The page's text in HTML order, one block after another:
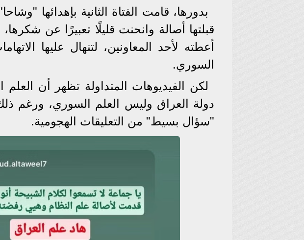
بدورها، قامت الفتاة الثانية بإهدائها
قبلتها أصالة وانحنت قليلًا تعبيرًا عن شكرها،
أعطته لأحد المعاونين، لتنهال عليها
السوري.
لكن الفيديوهات المتداولة تظهر أن
دولة العراق وليس العلم السوري، ورغم
"سؤال بسيط" من التعليقات الهجومية.